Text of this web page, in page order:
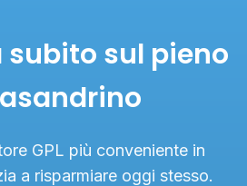
subito sul pieno
GPL più conveniente in
a risparmiare oggi stesso.